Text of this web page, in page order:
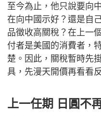
至今為止，他只說要向
在向中國示好？還是自
品徵收高關稅？在上一
付者是美國的消費者，
楚。因此，關稅暫時先
具，先漫天開價再看看
上一任期 日圓不